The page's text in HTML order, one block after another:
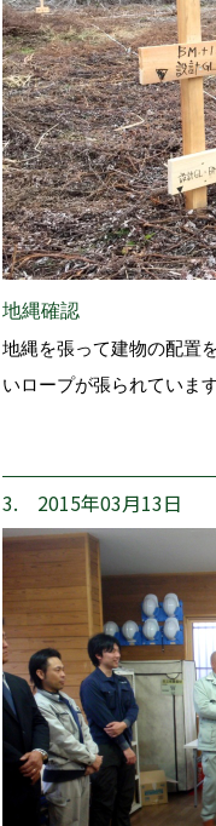
地縄確認
地縄を張って建物の配置
いロープが張られていま
3. 2015年03月13日